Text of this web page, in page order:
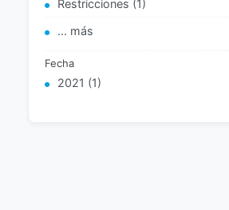
Restricciones (1)
... más
Fecha
2021 (1)